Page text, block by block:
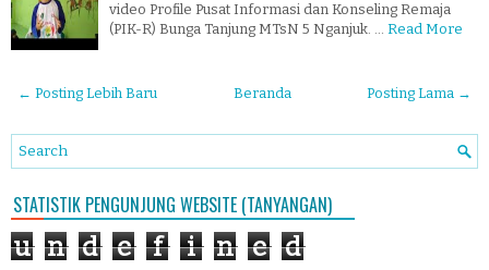
video Profile Pusat Informasi dan Konseling Remaja
(PIK-R) Bunga Tanjung MTsN 5 Nganjuk. … Read More
← Posting Lebih Baru Posting Lama →
Beranda
STATISTIK PENGUNJUNG WEBSITE (TANYANGAN)
u n d e f i n e d